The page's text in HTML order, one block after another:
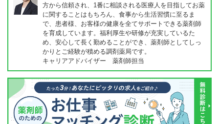
方から信頼され、1番に相談される医療人を目指してお薬
に関することはもちろん、食事から生活習慣に至るま
で、患者様、お客様の健康を全てサポートできる薬剤師
を育成しています。福利厚生や研修が充実しているた
め、安心して長く勤めることができ、薬剤師としてしっ
かりとご経験が積める調剤薬局です。
キャリアアドバイザー 薬剤師担当